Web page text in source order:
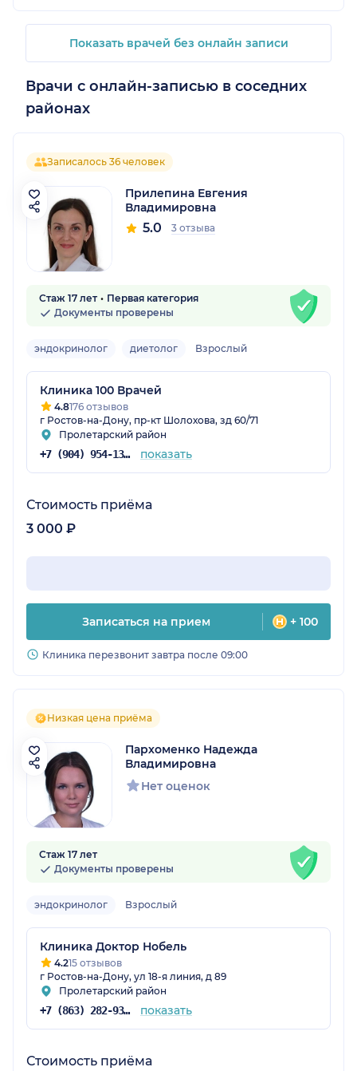
Показать врачей без онлайн записи
Врачи с онлайн-записью в соседних
районах
Записалось 36 человек
Прилепина Евгения
Владимировна
5.0 3 отзыва
Стаж 17 лет
Первая категория
Документы проверены
эндокринолог диетолог Взрослый
Клиника 100 Врачей
4.8176 отзывов
г Ростов-на-Дону, пр-кт Шолохова, зд 60/71
Пролетарский район
+7 (904) 954-13-96 показать
Стоимость приёма
3 000 ₽
Записаться на прием + 100
Клиника перезвонит завтра после 09:00
Низкая цена приёма
Пархоменко Надежда
Владимировна
Нет оценок
Стаж 17 лет
Документы проверены
эндокринолог Взрослый
Клиника Доктор Нобель
4.215 отзывов
г Ростов-на-Дону, ул 18-я линия, д 89
Пролетарский район
+7 (863) 282-93-38 показать
Стоимость приёма